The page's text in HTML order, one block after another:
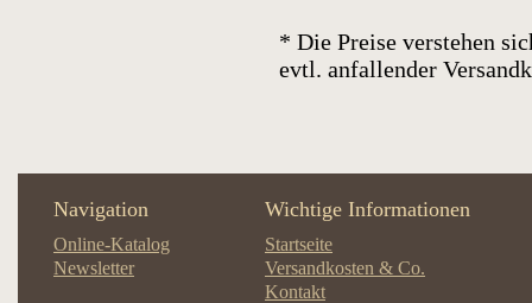
* Die Preise verstehen
evtl. anfallender
Navigation
Online-Katalog
Newsletter
Wichtige Informationen
Startseite
Versandkosten & Co.
Kontakt